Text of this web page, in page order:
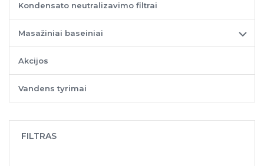
Kondensato neutralizavimo filtrai
Masažiniai baseiniai
Akcijos
Vandens tyrimai
FILTRAS